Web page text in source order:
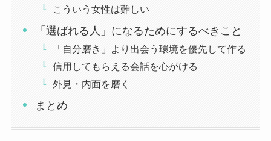
こういう女性は難しい
「選ばれる人」になるためにするべきこと
「自分磨き」より出会う環境を優先して作る
信用してもらえる会話を心がける
外見・内面を磨く
まとめ